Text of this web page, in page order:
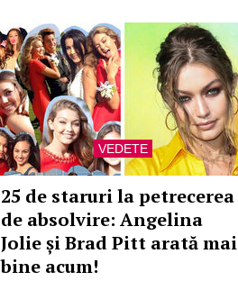
VEDETE
25 de staruri la petrecerea
de absolvire: Angelina
Jolie și Brad Pitt arată mai
bine acum!